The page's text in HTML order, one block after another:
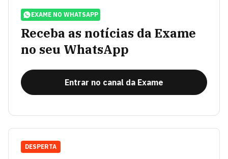
EXAME NO WHATSAPP
Receba as notícias da Exame
no seu WhatsApp
Entrar no canal da Exame
DESPERTA